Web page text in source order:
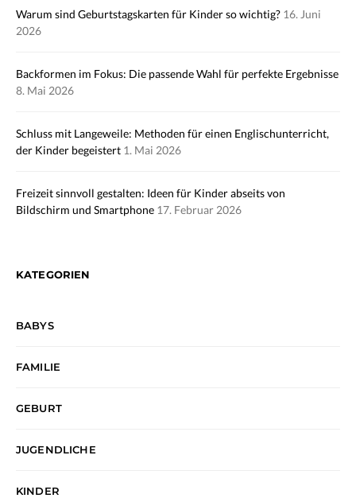
Warum sind Geburtstagskarten für Kinder so wichtig? 16. Juni
2026
Backformen im Fokus: Die passende Wahl für perfekte Ergebnisse
8. Mai 2026
Schluss mit Langeweile: Methoden für einen Englischunterricht,
der Kinder begeistert 1. Mai 2026
Freizeit sinnvoll gestalten: Ideen für Kinder abseits von
Bildschirm und Smartphone 17. Februar 2026
KATEGORIEN
BABYS
FAMILIE
GEBURT
JUGENDLICHE
KINDER